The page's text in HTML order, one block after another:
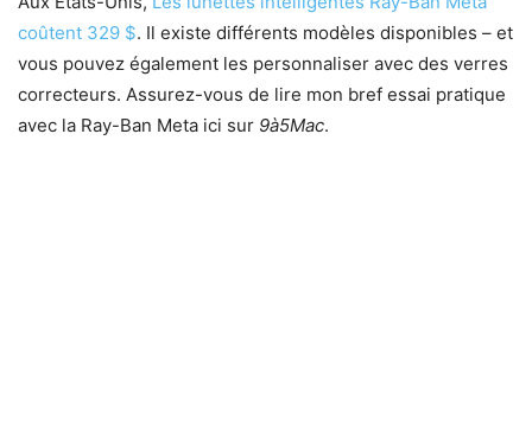
coûtent 329 $. Il existe différents modèles disponibles – et
vous pouvez également les personnaliser avec des verres
correcteurs. Assurez-vous de lire mon bref essai pratique
avec la Ray-Ban Meta ici sur 9à5Mac.